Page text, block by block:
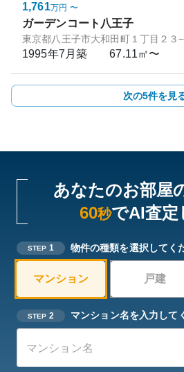
1,761万円 〜
ガーデンコート八王子
東京都八王子市大和田町１丁目２３−
1995年7月築 67.11㎡〜
次の5件を見
あなたのお部屋
60秒でAI査定
STEP 1 物件の種類を選択してく
マンション 戸建
STEP 2 マンション名を入力して